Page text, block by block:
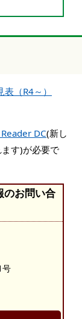
（R4～）
DC(新し
す)が必要で
のお問い合
号